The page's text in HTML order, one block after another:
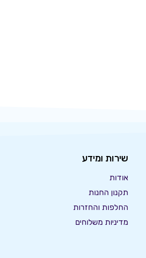
שירות ומידע
אודות
תקנון החנות
החלפות והחזרות
מדיניות משלוחים